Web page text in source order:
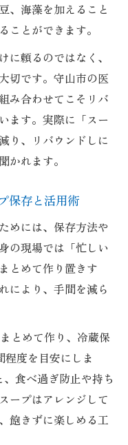
、海藻を加えること
ことができます。
に頼るのではなく、
切です。守山市の医
み合わせてこそリバ
ます。実際に「スー
り、リバウンドしに
かれます。
保存と活用術
めには、保存方法や
の現場では「忙しい
とめて作り置きす
により、手間を減ら
とめて作り、冷蔵保
度を目安にしま
食べ過ぎ防止や持ち
ープはアレンジして
飽きずに楽しめる工